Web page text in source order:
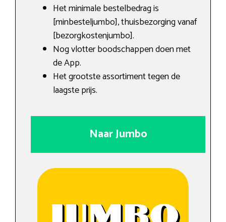
Het minimale bestelbedrag is
[minbesteljumbo], thuisbezorging vanaf
[bezorgkostenjumbo].
Nog vlotter boodschappen doen met
de App.
Het grootste assortiment tegen de
laagste prijs.
Naar Jumbo